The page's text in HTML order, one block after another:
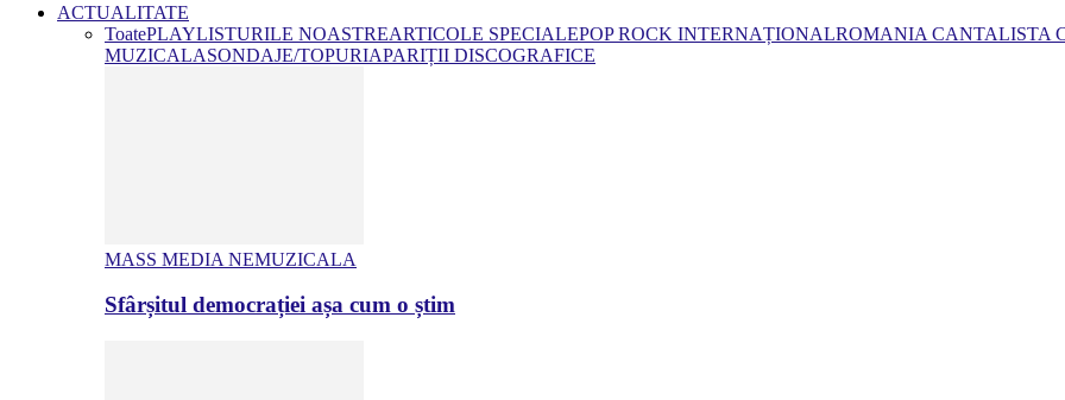
ACTUALITATE
ToatePLAYLISTURILE NOASTREARTICOLE SPECIALEPOP ROCK INTERNAȚIONALROMANIA CANTALISTA
MUZICALASONDAJE/TOPURIAPARIȚII DISCOGRAFICE
MASS MEDIA NEMUZICALA
Sfârșitul democrației așa cum o știm